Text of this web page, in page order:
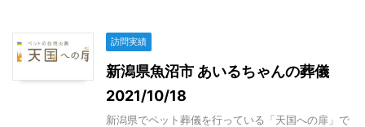
訪問実績
新潟県魚沼市 あいるちゃんの葬儀
2021/10/18
新潟県でペット葬儀を行っている「天国への扉」で